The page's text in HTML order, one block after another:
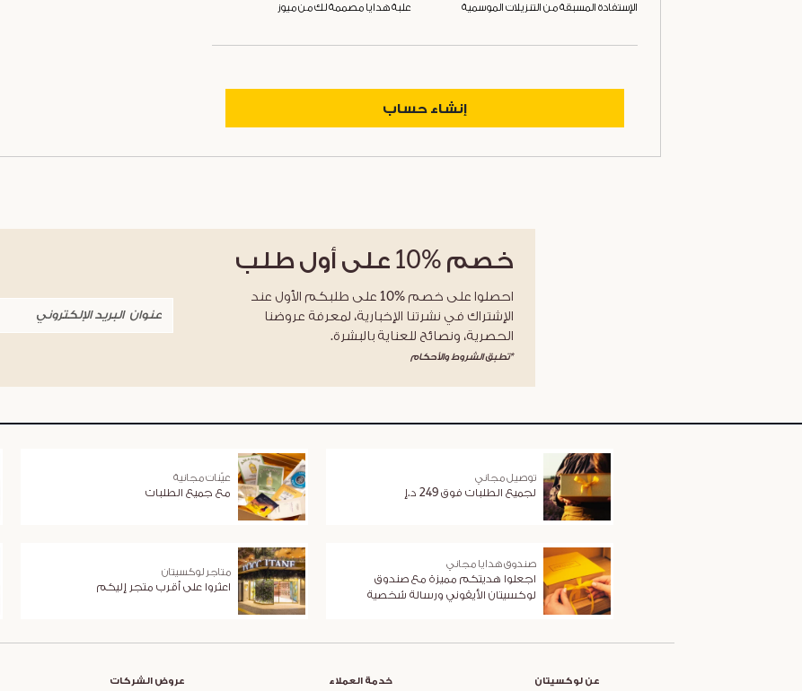
الإستفادة المسبقة من التنزيلات الموسمية علبة هدايا مصممة لك من ميوز
إنشاء حساب
خصم %10 على أول طلب
احصلوا على خصم %10 على طلبكم الأول عند
الإشتراك في نشرتنا الإخبارية، لمعرفة عروضنا
الحصرية، ونصائح للعناية بالبشرة.
*تطبق الشروط والأحكام
توصيل مجاني
لجميع الطلبات فوق 249 د.إ
عيّنات مجانية
مع جميع الطلبات
صندوق هدايا مجاني
اجعلوا هديتكم مميزة مع صندوق
لوكسيتان الأيقوني ورسالة شخصية
متاجر لوكسيتان
اعثروا على أقرب متجر إليكم
عن لوكسيتان خدمة العملاء عروض الشركات